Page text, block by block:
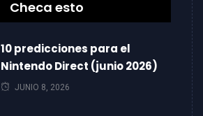
Checa esto
10 predicciones para el
Nintendo Direct (junio 2026)
JUNIO 8, 2026